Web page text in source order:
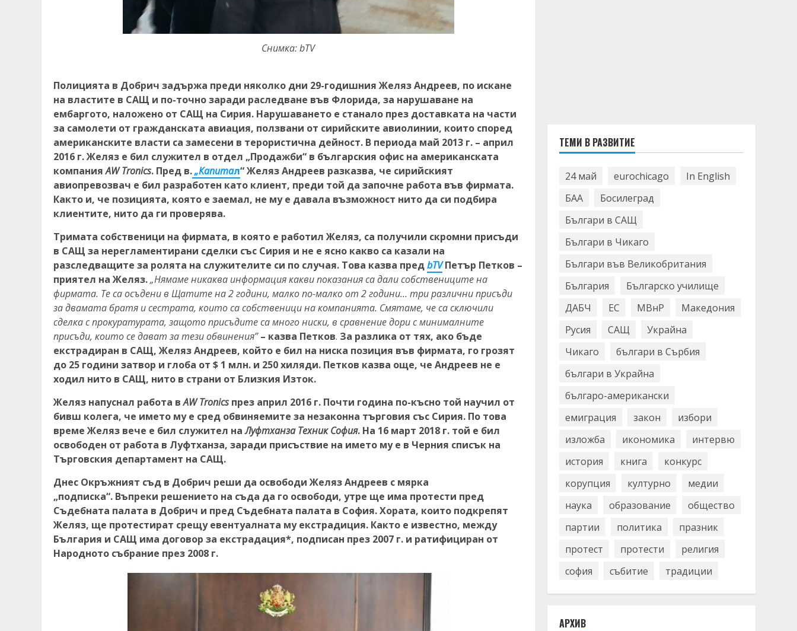
Снимка: bTV
Полицията в Добрич задържа преди няколко дни 29-годишния Желяз Андреев, по искане
на властите в САЩ и по-точно заради раследване във Флорида, за нарушаване на
ембаргото, наложено от САЩ на Сирия. Нарушаването е станало през доставката на части
за самолети от гражданската авиация, ползвани от сирийските авиолинии, които според
американските власти са замесени в терористична дейност. В периода май 2013 г. – април
2016 г. Желяз е бил служител в отдел „Продажби“ в българския офис на американската
компанияAW Tronics. Пред в.„Капитал“ Желяз Андреев разказва, че сирийският
авиопревозвач е бил разработен като клиент, преди той да започне работа във фирмата.
Както и, че позицията, която е заемал, не му е давала възможност нито да си подбира
клиентите, нито да ги проверява.
Тримата собственици на фирмата, в която е работил Желяз, са получили скромни присъди
в САЩ за нерегламентирани сделки със Сирия и не е ясно какво са казали на
разследващите за ролята на служителите си по случая. Това казва предbTVПетър Петков –
приятел на Желяз.„Нямаме никаква информация какви показания са дали собствениците на
фирмата. Те са осъдени в Щатите на 2 години, малко по-малко от 2 години… три различни присъди
за двамата братя и сестрата, които са собственици на компанията. Смятаме, че са сключили
сделка с прокуратурата, защото присъдите са много ниски, в сравнение дори с минималните
присъди, които се дават за тези обвинения” – казва Петков. За разлика от тях, ако бъде
екстрадиран в САЩ, Желяз Андреев, който е бил на ниска позиция във фирмата, го грозят
до 25 години затвор и глоба от $ 1 млн. и 250 хиляди. Петков казва още, че Андреев не е
ходил нито в САЩ, нито в страни от Близкия Изток.
Желяз напуснал работа вAW Tronicsпрез април 2016 г. Почти година по-късно той научил от
бивш колега, че името му е сред обвиняемите за незаконна търговия със Сирия. По това
време Желяз вече е бил служител наЛуфтханза Техник София. На 16 март 2018 г. той е бил
освободен от работа в Луфтханза, заради присъствие на името му е в Черния списък на
Търговския департамент на САЩ.
Днес Окръжният съд в Добрич реши да освободи Желяз Андреев с мярка
„подписка“. Въпреки решението на съда да го освободи, утре ще има протести пред
Съдебната палата в Добрич и пред Съдебната палата в София. Хората, които подкрепят
Желяз, ще протестират срещу евентуалната му екстрадиция. Както е известно, между
България и САЩ има договор за екстрадация*, подписан през 2007 г. и ратифициран от
Народното събрание през 2008 г.
ТЕМИ В РАЗВИТИЕ
24 май eurochicago
In English
БАА
Босилеград
Българи в САЩ
Българи в Чикаго
Българи във Великобритания
България
Българско училище
ДАБЧ
ЕС МВнР
Македония
Русия
САЩ
Украйна
Чикаго
българи в Сърбия
българи в Украйна
българо-американски
емиграция
закон
избори
изложба
икономика
интервю
история
книга
конкурс
корупция
културно
медии
наука
образование
общество
партии
политика
празник
протест
протести
религия
софия
събитие традиции
АРХИВ